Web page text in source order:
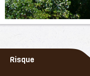
Risque